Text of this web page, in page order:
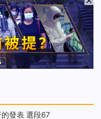
發表 選段67